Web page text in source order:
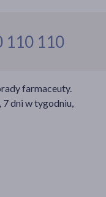
110 110
farmaceuty.
7 dni w tygodniu,